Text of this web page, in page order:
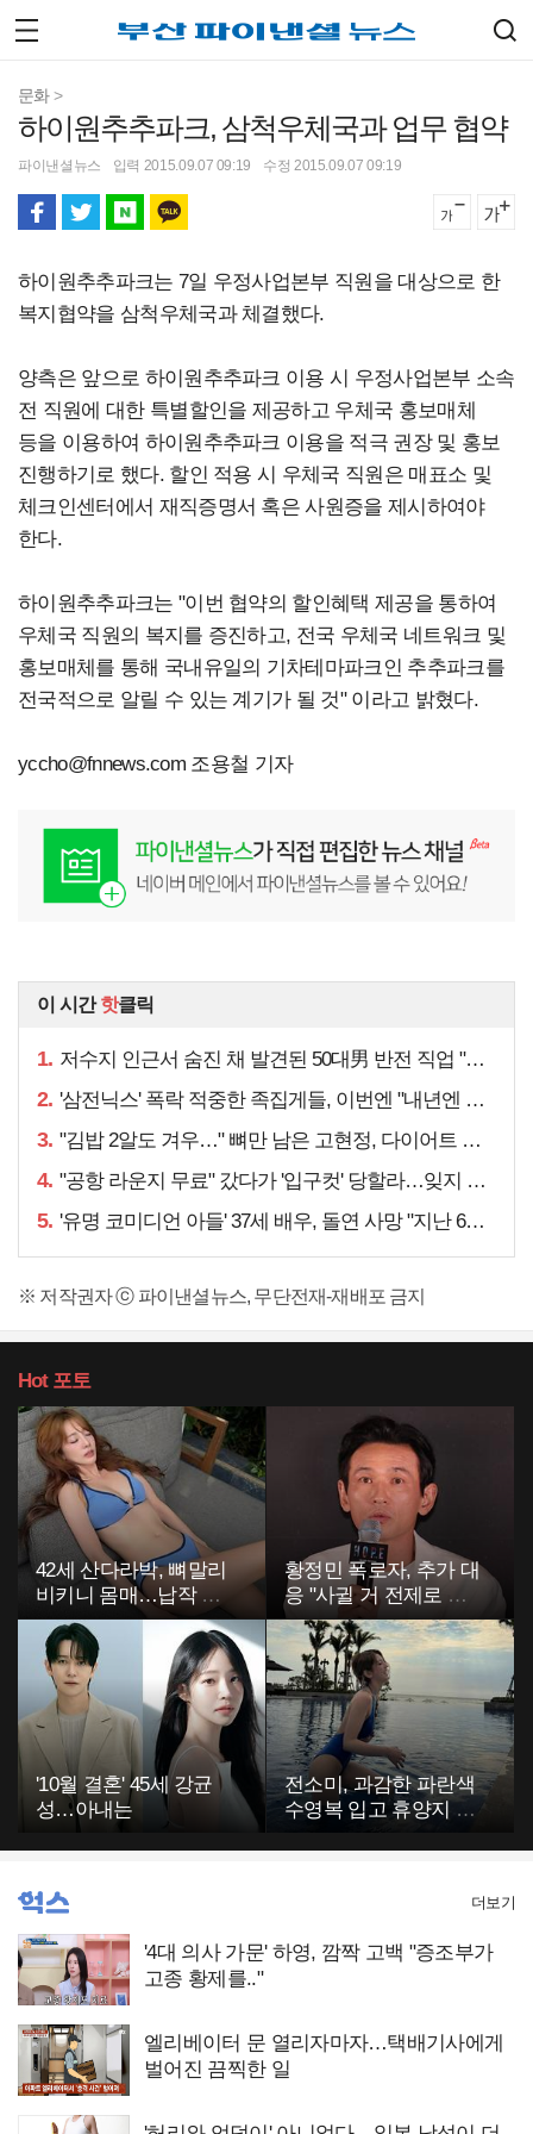
문화>
하이원추추파크, 삼척우체국과 업무 협약
파이낸셜뉴스 입력 2015.09.07 09:19 수정 2015.09.07 09:19
하이원추추파크는 7일 우정사업본부 직원을 대상으로 한
복지협약을 삼척우체국과 체결했다.
양측은 앞으로 하이원추추파크 이용 시 우정사업본부 소속
전 직원에 대한 특별할인을 제공하고 우체국 홍보매체
등을 이용하여 하이원추추파크 이용을 적극 권장 및 홍보
진행하기로 했다. 할인 적용 시 우체국 직원은 매표소 및
체크인센터에서 재직증명서 혹은 사원증을 제시하여야
한다.
하이원추추파크는 "이번 협약의 할인혜택 제공을 통하여
우체국 직원의 복지를 증진하고, 전국 우체국 네트워크 및
홍보매체를 통해 국내유일의 기차테마파크인 추추파크를
전국적으로 알릴 수 있는 계기가 될 것" 이라고 밝혔다.
yccho@fnnews.com 조용철 기자
이 시간핫클릭
1. 저수지 인근서 숨진 채 발견된 50대男 반전 직업 "얼마 전…"
2. '삼전닉스' 폭락 적중한 족집게들, 이번엔 "내년엔 더욱…"
3. "김밥 2알도 겨우…" 뼈만 남은 고현정, 다이어트 아니라
4. "공항 라운지 무료" 갔다가 '입구컷' 당할라…잊지 말아야 할 것
5. '유명 코미디언 아들' 37세 배우, 돌연 사망 "지난 6월에도…"
※ 저작권자 ⓒ 파이낸셜뉴스, 무단전재-재배포 금지
Hot포토
42세 산다라박, 뼈말리
비키니 몸매…납작 복
부에 깜짝
황정민 폭로자, 추가 대
응 "사귈 거 전제로 하
고…"
'10월 결혼' 45세 강균
성…아내는
전소미, 과감한 파란색
수영복 입고 휴양지 포
'4대 의사 가문' 하영, 깜짝 고백 "증조부가
고종 황제를.."
엘리베이터 문 열리자마자…택배기사에게
벌어진 끔찍한 일
더보기